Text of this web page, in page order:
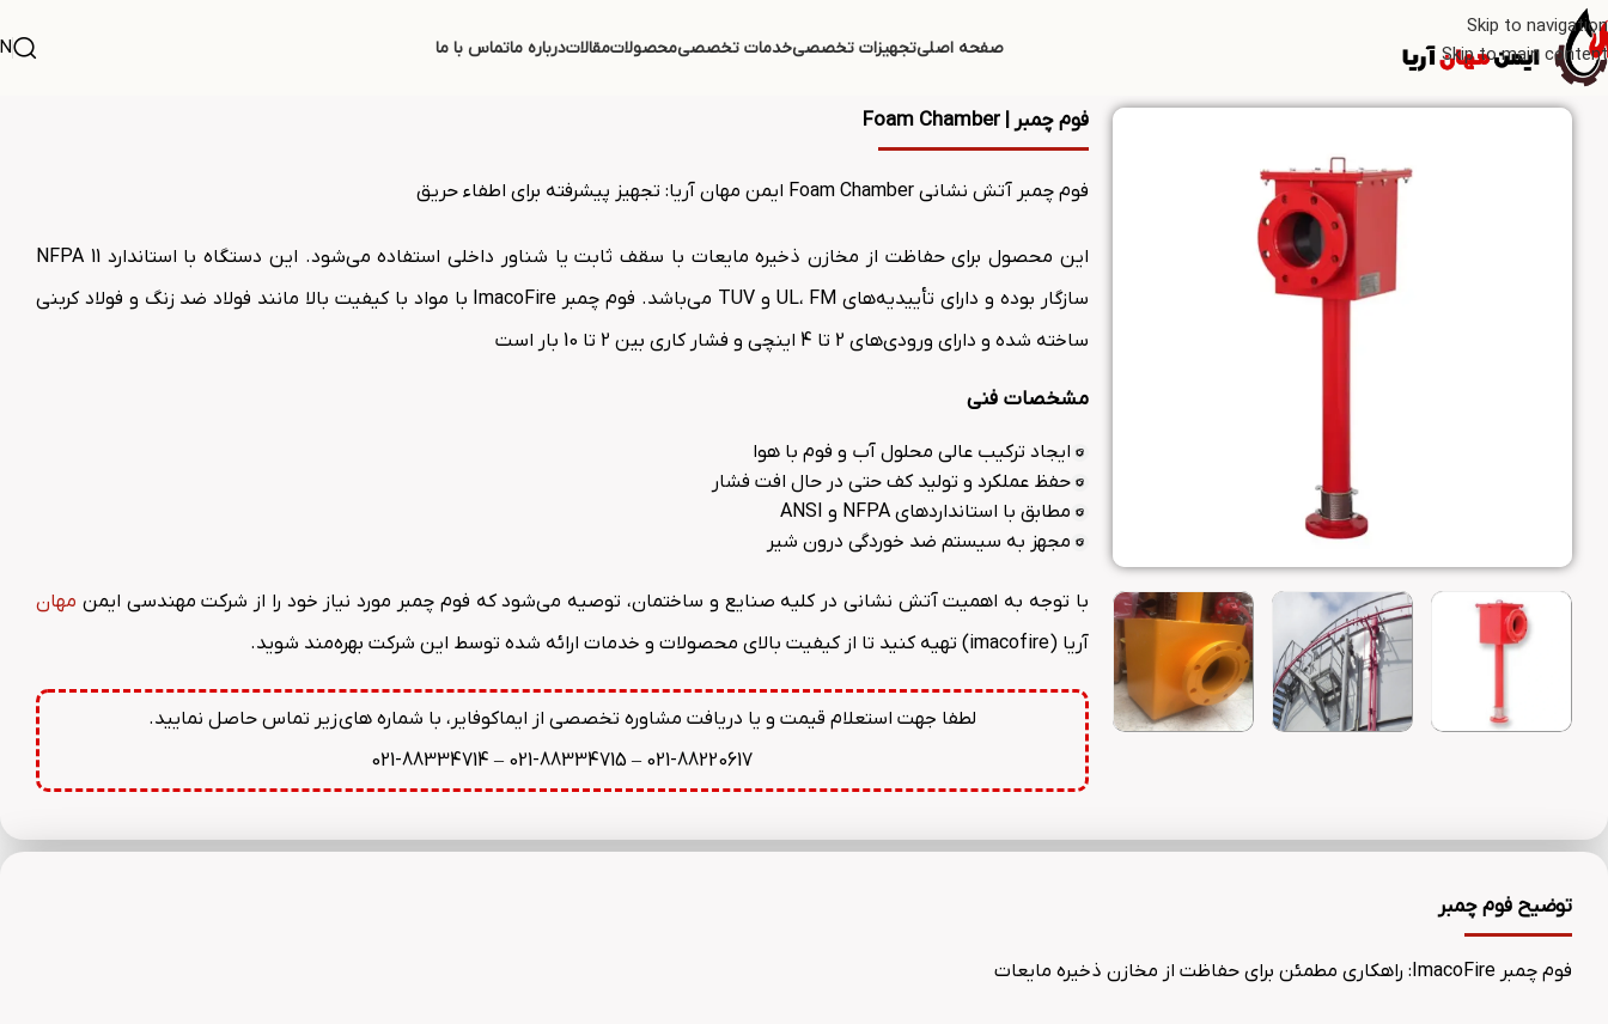
Skip to navigation
Skip to main content
صفحه اصلیتجهیزات تخصصیخدمات تخصصیمحصولاتمقالاتدرباره ماتماس با ما
فوم چمبر | Foam Chamber
فوم چمبر آتش نشانی Foam Chamber ایمن مهان آریا: تجهیز پیشرفته برای اطفاء حریق
این محصول برای حفاظت از مخازن ذخیره مایعات با سقف ثابت یا شناور داخلی استفاده می‌شود. این دستگاه با استاندارد NFPA 11
سازگار بوده و دارای تأییدیه‌های UL، FM و TUV می‌باشد. فوم چمبر ImacoFire با مواد با کیفیت بالا مانند فولاد ضد زنگ و فولاد کربنی
ساخته شده و دارای ورودی‌های 2 تا 4 اینچی و فشار کاری بین 2 تا 10 بار است
مشخصات فنی
ایجاد ترکیب عالی محلول آب و فوم با هوا
حفظ عملکرد و تولید کف حتی در حال افت فشار
مطابق با استانداردهای NFPA و ANSI
مجهز به سیستم ضد خوردگی درون شیر
با توجه به اهمیت آتش نشانی در کلیه صنایع و ساختمان، توصیه می‌شود که فوم چمبر مورد نیاز خود را از شرکت مهندسی ایمن مهان
آریا (imacofire) تهیه کنید تا از کیفیت بالای محصولات و خدمات ارائه شده توسط این شرکت بهره‌مند شوید.
لطفا جهت استعلام قیمت و یا دریافت مشاوره تخصصی از ایماکوفایر، با شماره های زیر تماس حاصل نمایید.
021-88220617
–
021-88334715
–
021-88334714
توضیح فوم چمبر
فوم چمبر ImacoFire: راهکاری مطمئن برای حفاظت از مخازن ذخیره مایعات